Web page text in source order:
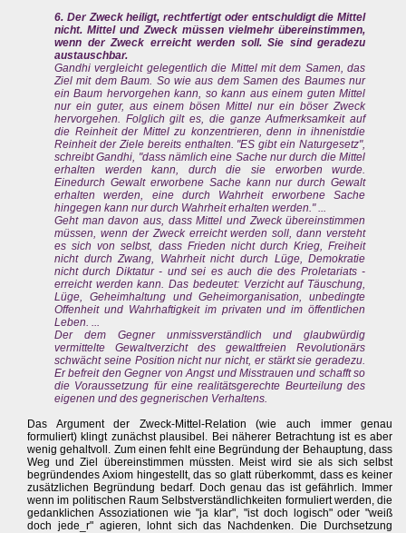
6. Der Zweck heiligt, rechtfertigt oder entschuldigt die Mittel
nicht. Mittel und Zweck müssen vielmehr übereinstimmen,
wenn der Zweck erreicht werden soll. Sie sind geradezu
austauschbar.
Gandhi vergleicht gelegentlich die Mittel mit dem Samen, das
Ziel mit dem Baum. So wie aus dem Samen des Baumes nur
ein Baum hervorgehen kann, so kann aus einem guten Mittel
nur ein guter, aus einem bösen Mittel nur ein böser Zweck
hervorgehen. Folglich gilt es, die ganze Aufmerksamkeit auf
die Reinheit der Mittel zu konzentrieren, denn in ihnenistdie
Reinheit der Ziele bereits enthalten. "ES gibt ein Naturgesetz",
schreibt Gandhi, "dass nämlich eine Sache nur durch die Mittel
erhalten werden kann, durch die sie erworben wurde.
Einedurch Gewalt erworbene Sache kann nur durch Gewalt
erhalten werden, eine durch Wahrheit erworbene Sache
hingegen kann nur durch Wahrheit erhalten werden." ...
Geht man davon aus, dass Mittel und Zweck übereinstimmen
müssen, wenn der Zweck erreicht werden soll, dann versteht
es sich von selbst, dass Frieden nicht durch Krieg, Freiheit
nicht durch Zwang, Wahrheit nicht durch Lüge, Demokratie
nicht durch Diktatur - und sei es auch die des Proletariats -
erreicht werden kann. Das bedeutet: Verzicht auf Täuschung,
Lüge, Geheimhaltung und Geheimorganisation, unbedingte
Offenheit und Wahrhaftigkeit im privaten und im öffentlichen
Leben. ...
Der dem Gegner unmissverständlich und glaubwürdig
vermittelte Gewaltverzicht des gewaltfreien Revolutionärs
schwächt seine Position nicht nur nicht, er stärkt sie geradezu.
Er befreit den Gegner von Angst und Misstrauen und schafft so
die Voraussetzung für eine realitätsgerechte Beurteilung des
eigenen und des gegnerischen Verhaltens.
Das Argument der Zweck-Mittel-Relation (wie auch immer genau
formuliert) klingt zunächst plausibel. Bei näherer Betrachtung ist es aber
wenig gehaltvoll. Zum einen fehlt eine Begründung der Behauptung, dass
Weg und Ziel übereinstimmen müssten. Meist wird sie als sich selbst
begründendes Axiom hingestellt, das so glatt rüberkommt, dass es keiner
zusätzlichen Begründung bedarf. Doch genau das ist gefährlich. Immer
wenn im politischen Raum Selbstverständlichkeiten formuliert werden, die
gedanklichen Assoziationen wie "ja klar", "ist doch logisch" oder "weiß
doch jede_r" agieren, lohnt sich das Nachdenken. Die Durchsetzung